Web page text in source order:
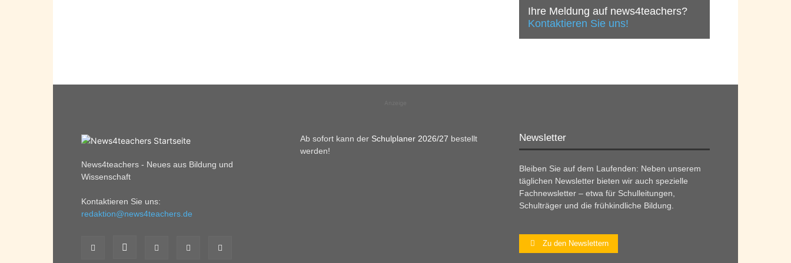
Ihre Meldung auf news4teachers?
Kontaktieren Sie uns!
News4teachers - Neues aus Bildung und
Wissenschaft
Kontaktieren Sie uns:
redaktion@news4teachers.de
Ab sofort kann der Schulplaner 2026/27 bestellt
werden!
Newsletter
Bleiben Sie auf dem Laufenden: Neben unserem
täglichen Newsletter bieten wir auch spezielle
Fachnewsletter – etwa für Schulleitungen,
Schulträger und die frühkindliche Bildung.
Zu den Newslettern